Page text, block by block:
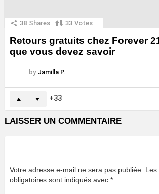
38 Shares 33 Votes
Retours gratuits chez Forever
que vous devez savoir
by Jamilla P.
33
LAISSER UN COMMENTAIRE
Votre adresse e-mail ne sera pas publiée. Les
obligatoires sont indiqués avec *